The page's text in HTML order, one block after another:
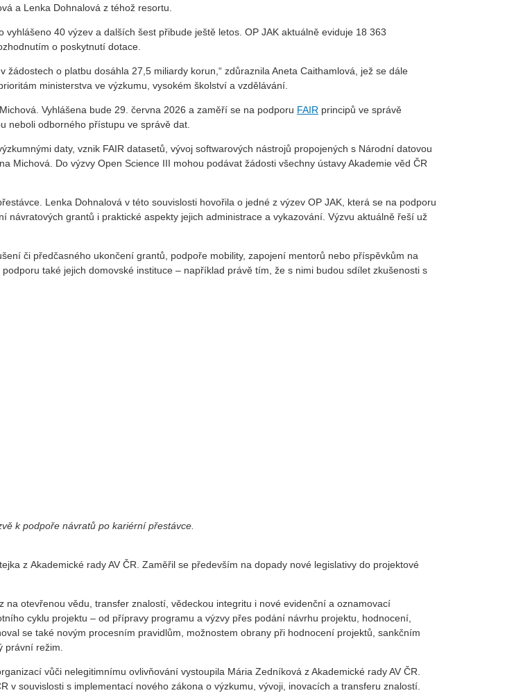
a Lenka Dohnalová z téhož resortu.
40 výzev a dalších šest přibude ještě letos. OP JAK aktuálně eviduje 18 363
o poskytnutí dotace.
o platbu dosáhla 27,5 miliardy korun,“ zdůraznila Aneta Caithamlová, jež se dále
ministerstva ve výzkumu, vysokém školství a vzdělávání.
Vyhlášena bude 29. června 2026 a zaměří se na podporu FAIR principů ve správě
neboli odborného přístupu ve správě dat.
daty, vznik FAIR datasetů, vývoj softwarových nástrojů propojených s Národní datovou
Michová. Do výzvy Open Science III mohou podávat žádosti všechny ústavy Akademie věd ČR
Lenka Dohnalová v této souvislosti hovořila o jedné z výzev OP JAK, která se na podporu
grantů i praktické aspekty jejich administrace a vykazování. Výzvu aktuálně řeší už
či předčasného ukončení grantů, podpoře mobility, zapojení mentorů nebo příspěvkům na
také jejich domovské instituce – například právě tím, že s nimi budou sdílet zkušenosti s
k podpoře návratů po kariérní přestávce.
z Akademické rady AV ČR. Zaměřil se především na dopady nové legislativy do projektové
otevřenou vědu, transfer znalostí, vědeckou integritu i nové evidenční a oznamovací
cyklu projektu – od přípravy programu a výzvy přes podání návrhu projektu, hodnocení,
se také novým procesním pravidlům, možnostem obrany při hodnocení projektů, sankčním
právní režim.
vůči nelegitimnímu ovlivňování vystoupila Mária Zedníková z Akademické rady AV ČR.
v souvislosti s implementací nového zákona o výzkumu, vývoji, inovacích a transferu znalostí.